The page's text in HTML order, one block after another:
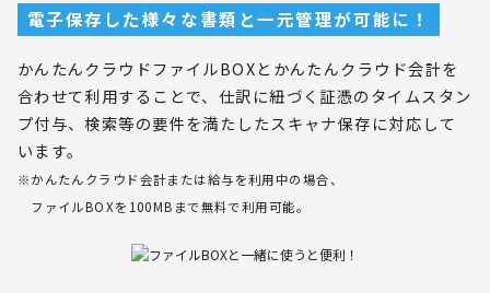
電子保存した様々な書類と一元管理が可能に！
かんたんクラウドファイルBOXとかんたんクラウド会計を
合わせて利用することで、仕訳に紐づく証憑のタイムスタン
プ付与、検索等の要件を満たしたスキャナ保存に対応して
います。
※かんたんクラウド会計または給与を利用中の場合、
ファイルBOXを100MBまで無料で利用可能。